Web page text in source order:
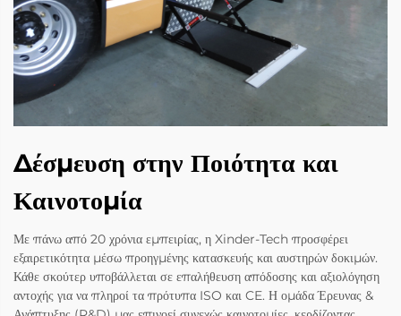
Δέσμευση στην Ποιότητα και
Καινοτομία
Με πάνω από 20 χρόνια εμπειρίας, η Xinder-Tech προσφέρει
εξαιρετικότητα μέσω προηγμένης κατασκευής και αυστηρών δοκιμών.
Κάθε σκούτερ υποβάλλεται σε επαλήθευση απόδοσης και αξιολόγηση
αντοχής για να πληροί τα πρότυπα ISO και CE. Η ομάδα Έρευνας &